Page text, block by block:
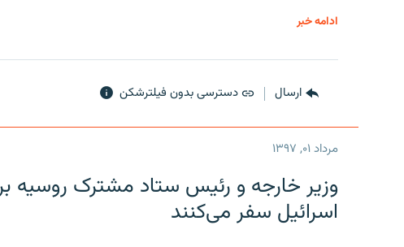
ادامه خبر
ارسال دسترسی بدون فیلترشکن
مرداد ۰۱, ۱۳۹۷
وزیر خارجه و رئیس‌ ستاد مشترک روسیه
اسرائیل سفر می‌کنند